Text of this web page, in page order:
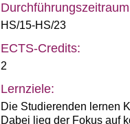
HS/15-HS/23
ECTS-Credits:
2
Lernziele:
Die Studierenden lernen
Dabei lieg der Fokus auf